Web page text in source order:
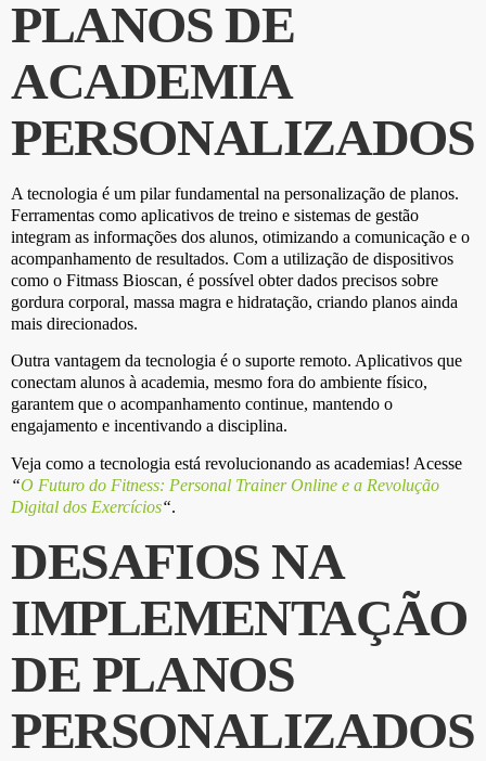
PLANOS DE
ACADEMIA
PERSONALIZADOS
A tecnologia é um pilar fundamental na personalização de planos.
Ferramentas como aplicativos de treino e sistemas de gestão
integram as informações dos alunos, otimizando a comunicação e o
acompanhamento de resultados. Com a utilização de dispositivos
como o Fitmass Bioscan, é possível obter dados precisos sobre
gordura corporal, massa magra e hidratação, criando planos ainda
mais direcionados.
Outra vantagem da tecnologia é o suporte remoto. Aplicativos que
conectam alunos à academia, mesmo fora do ambiente físico,
garantem que o acompanhamento continue, mantendo o
engajamento e incentivando a disciplina.
Veja como a tecnologia está revolucionando as academias! Acesse
“O Futuro do Fitness: Personal Trainer Online e a Revolução
Digital dos Exercícios“.
DESAFIOS NA
IMPLEMENTAÇÃO
DE PLANOS
PERSONALIZADOS